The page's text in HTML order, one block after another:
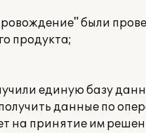
были
продукта;
единую базу
данные по
на принятие им